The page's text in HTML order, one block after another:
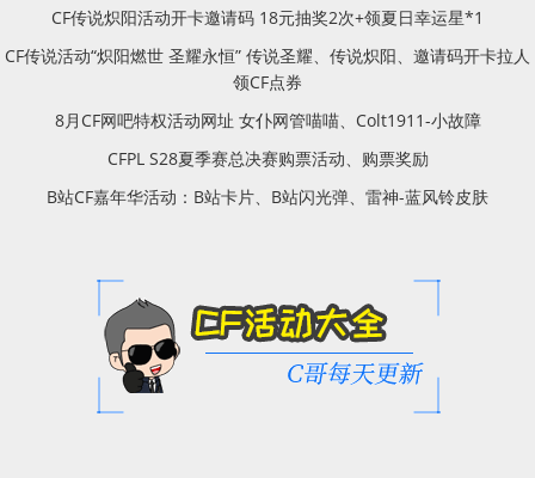
CF传说炽阳活动开卡邀请码 18元抽奖2次+领夏日幸运星*1
CF传说活动“炽阳燃世 圣耀永恒” 传说圣耀、传说炽阳、邀请码开卡拉人
领CF点券
8月CF网吧特权活动网址 女仆网管喵喵、Colt1911-小故障
CFPL S28夏季赛总决赛购票活动、购票奖励
B站CF嘉年华活动：B站卡片、B站闪光弹、雷神-蓝风铃皮肤